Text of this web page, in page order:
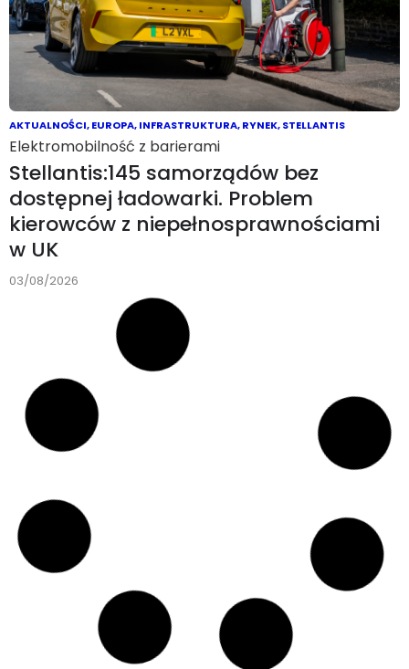
AKTUALNOŚCI,EUROPA,INFRASTRUKTURA,RYNEK,STELLANTIS
Elektromobilność z barierami
Stellantis:145 samorządów bez
dostępnej ładowarki. Problem
kierowców z niepełnosprawnościami
w UK
03/08/2026
Infrastruktura drogowa
A2 pojedzie dalej na wschód. GDDKiA
wybrała wykonawcę odcinka za
ponad 570 mln zł
AKTUALNOŚCI,
Bezpieczeństwo na drogach
SPEED wraca. Tydzień kontroli,
rekordowe statystyki, mandaty
liczone w tysiącach i utrata prawa